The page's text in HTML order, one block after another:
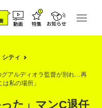
ティ
グアルディオラ監督が別れ…再
私の場所」
た」マンC退任